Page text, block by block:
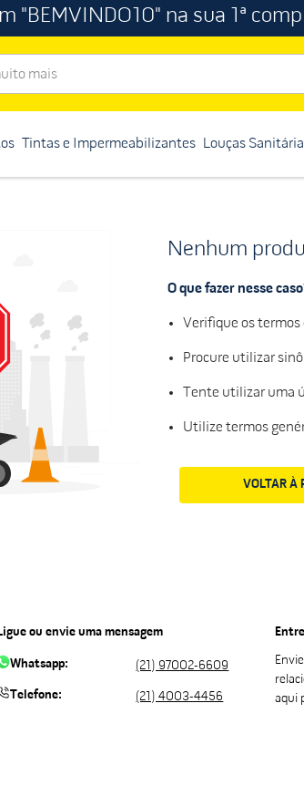
"BEMVINDO10" na sua 1ª
mais
Tintas e Impermeabilizantes Louças
Nenhum
O que fazer nesse
Verifique os termos
Procure utilizar
Tente utilizar uma
Utilize termos
VOLTAR
ou envie uma mensagem
Whatsapp: (21) 97002-6609
Telefone: (21) 4003-4456
aqui